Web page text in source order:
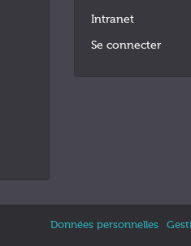
Intranet
Se connecter
Données personnelles